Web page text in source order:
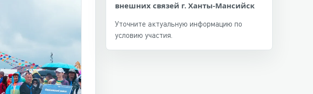
внешних связей г. Ханты-Мансийск
Уточните актуальную информацию по
условию участия.